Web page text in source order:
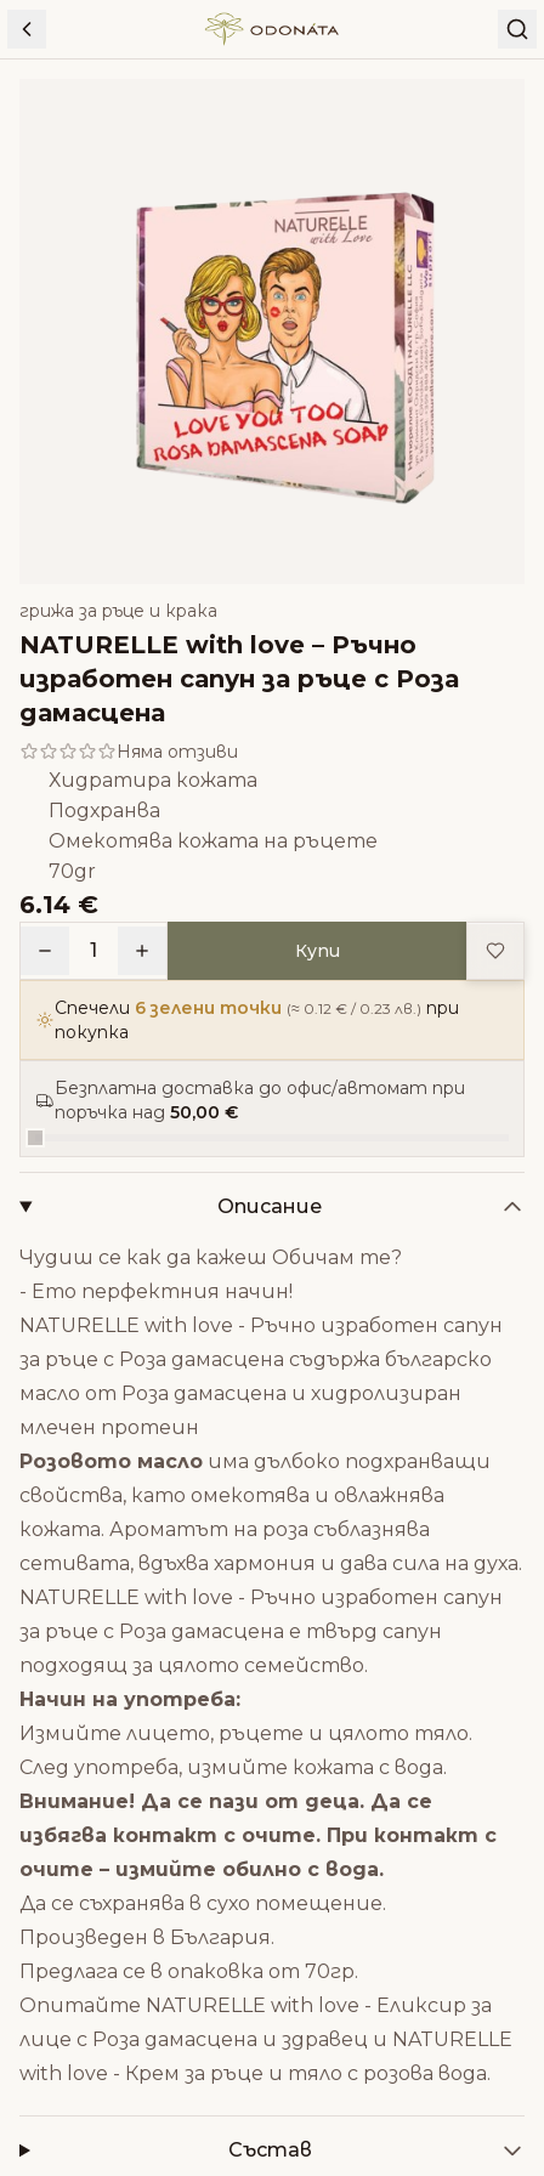
Skip to content
грижа за ръце и крака
NATURELLE with love – Ръчно
изработен сапун за ръце с Роза
дамасцена
Няма отзиви
Хидратира кожата
Подхранва
Омекотява кожата на ръцете
70gr
6.14 €
1 Купи
Спечели 6 зелени точки (≈ 0.12 € / 0.23 лв.) при
покупка
Безплатна доставка до офис/автомат при
поръчка над 50,00 €
Описание
Чудиш се как да кажеш Обичам те?
- Ето перфектния начин!
NATURELLE with love - Ръчно изработен сапун
за ръце с Роза дамасцена съдържа българско
масло от Роза дамасцена и хидролизиран
млечен протеин
Розовото масло има дълбоко подхранващи
свойства, като омекотява и овлажнява
кожата. Ароматът на роза съблазнява
сетивата, вдъхва хармония и дава сила на духа.
NATURELLE with love - Ръчно изработен сапун
за ръце с Роза дамасцена е твърд сапун
подходящ за цялото семейство.
Начин на употреба:
Измийте лицето, ръцете и цялото тяло.
След употреба, измийте кожата с вода.
Внимание! Да се пази от деца. Да се
избягва контакт с очите. При контакт с
очите – измийте обилно с вода.
Да се съхранява в сухо помещение.
Произведен в България.
Предлага се в опаковка от 70гр.
Опитайте NATURELLE with love - Еликсир за
лице с Роза дамасцена и здравец и NATURELLE
with love - Крем за ръце и тяло с розова вода.
Състав